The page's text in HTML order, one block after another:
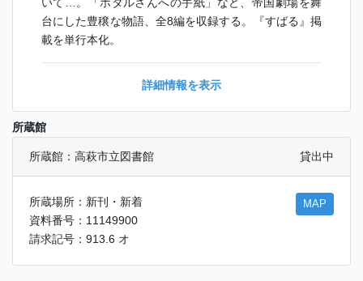
台にした豊穣な物語、全8編を収録する。『すばる』掲
載を単行本化。
詳細情報を表示
所蔵館
所蔵館：高萩市立図書館 貸出中
所蔵場所：新刊・新着
資料番号：11149900
請求記号：913.6 オ
MAP